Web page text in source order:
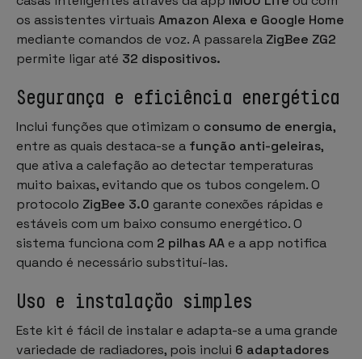
os assistentes virtuais Amazon Alexa e Google Home
mediante comandos de voz. A passarela ZigBee ZG2
permite ligar até 32 dispositivos.
Segurança e eficiência energética
Inclui funções que otimizam o consumo de energia,
entre as quais destaca-se a função anti-geleiras,
que ativa a calefação ao detectar temperaturas
muito baixas, evitando que os tubos congelem. O
protocolo ZigBee 3.0 garante conexões rápidas e
estáveis com um baixo consumo energético. O
sistema funciona com 2 pilhas AA e a app notifica
quando é necessário substituí-las.
Uso e instalação simples
Este kit é fácil de instalar e adapta-se a uma grande
variedade de radiadores, pois inclui 6 adaptadores